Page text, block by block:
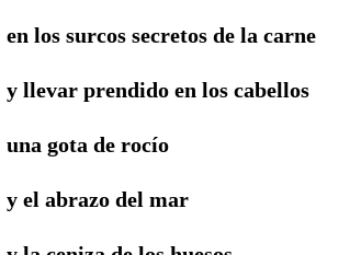
en los surcos secretos de la carne
y llevar prendido en los cabellos
una gota de rocío
y el abrazo del mar